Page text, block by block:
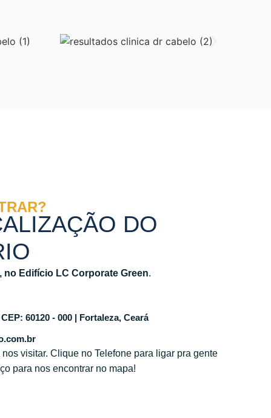
DO
no Edifício LC Corporate Green.
60120 - 000 | Fortaleza, Ceará
visitar. Clique no Telefone para ligar pra gente
para nos encontrar no mapa!